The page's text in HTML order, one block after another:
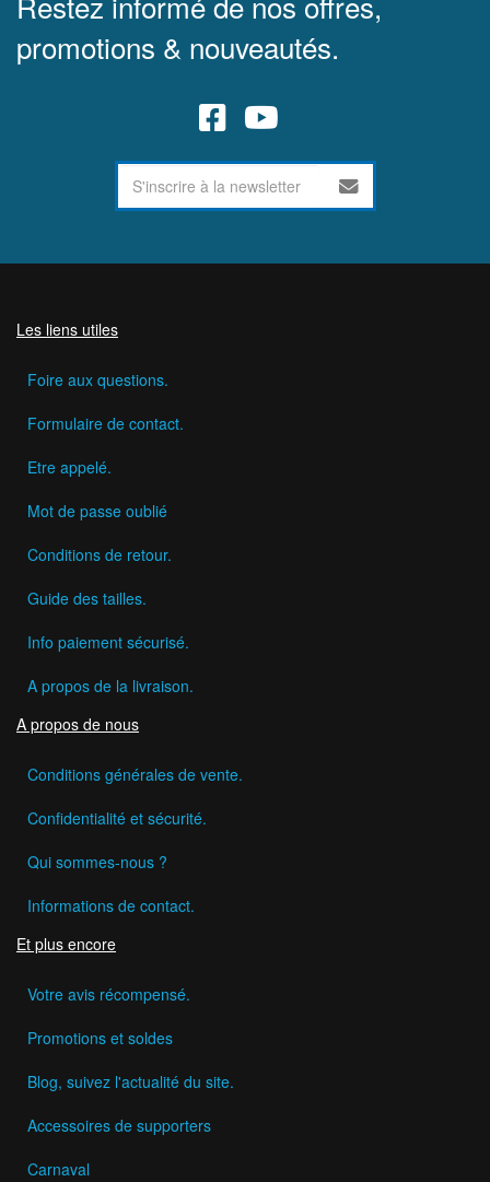
promotions & nouveautés.
Les liens utiles
Foire aux questions.
Formulaire de contact.
Etre appelé.
Mot de passe oublié
Conditions de retour.
Guide des tailles.
Info paiement sécurisé.
A propos de la livraison.
A propos de nous
Conditions générales de vente.
Confidentialité et sécurité.
Qui sommes-nous ?
Informations de contact.
Et plus encore
Votre avis récompensé.
Promotions et soldes
Blog, suivez l'actualité du site.
Accessoires de supporters
Carnaval